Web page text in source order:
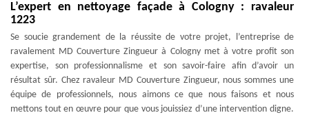
L’expert en nettoyage façade à Cologny : ravaleur
1223
Se soucie grandement de la réussite de votre projet, l’entreprise de
ravalement MD Couverture Zingueur à Cologny met à votre profit son
expertise, son professionnalisme et son savoir-faire afin d’avoir un
résultat sûr. Chez ravaleur MD Couverture Zingueur, nous sommes une
équipe de professionnels, nous aimons ce que nous faisons et nous
mettons tout en œuvre pour que vous jouissiez d’une intervention digne.